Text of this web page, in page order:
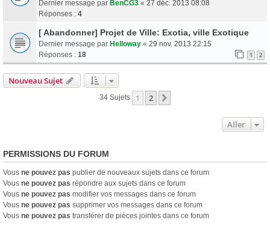
Dernier message par BenCG3 « 27 déc. 2013 08:08
Réponses : 4
[ Abandonner] Projet de Ville: Exotia, ville Exotique
Dernier message par Helloway « 29 nov. 2013 22:15
Réponses : 18 1 2
Nouveau Sujet
34 Sujets 1 2
Aller
PERMISSIONS DU FORUM
Vous ne pouvez pas publier de nouveaux sujets dans ce forum
Vous ne pouvez pas répondre aux sujets dans ce forum
Vous ne pouvez pas modifier vos messages dans ce forum
Vous ne pouvez pas supprimer vos messages dans ce forum
Vous ne pouvez pas transférer de pièces jointes dans ce forum